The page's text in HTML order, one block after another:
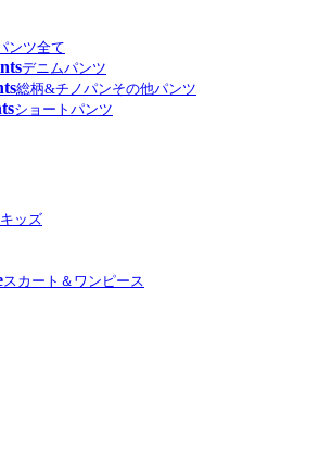
ンツ全て
デニムパンツ
総柄&チノパンその他パンツ
ショートパンツ
ッズ
スカート＆ワンピース